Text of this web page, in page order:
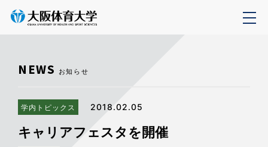
NEWS お知らせ
学内トピックス 2018.02.05
キャリアフェスタを開催